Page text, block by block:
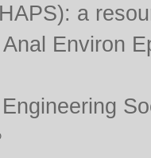
a
Environ